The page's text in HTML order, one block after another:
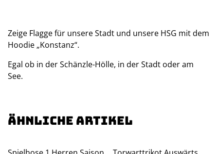
Zeige Flagge für unsere Stadt und unsere HSG mit dem
Hoodie „Konstanz“.
Egal ob in der Schänzle-Hölle, in der Stadt oder am
See.
Ähnliche Artikel
%